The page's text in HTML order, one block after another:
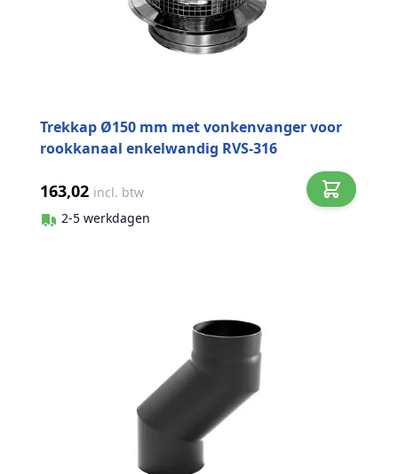
Trekkap Ø150 mm met vonkenvanger voor
rookkanaal enkelwandig RVS-316
163,02 incl. btw
2-5 werkdagen